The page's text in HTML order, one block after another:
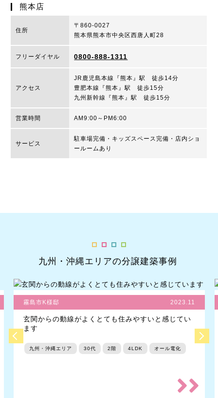
熊本店
住所
〒860-0027
熊本県熊本市中央区西唐人町28
フリーダイヤル 0800-888-1311
アクセス
JR鹿児島本線『熊本』駅 徒歩14分
豊肥本線『熊本』駅 徒歩15分
九州新幹線『熊本』駅 徒歩15分
営業時間 AM9:00～PM6:00
サービス
駐車場完備・キッズスペース完備・店内ショ
ールームあり
九州・沖縄エリアの分譲建築事例
霧島市K様邸 2023.11
玄関からの動線がよくとても住みやすいと感じてい
ます
九州・沖縄エリア 30代 2階 4LDK オール電化